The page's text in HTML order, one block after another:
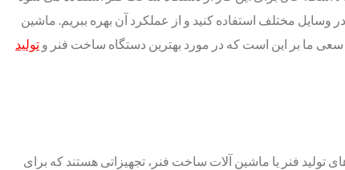
وسایل مختلف استفاده کنید و از عملکرد آن بهره ببریم. ماشین
سعی ما بر این است که در مورد بهترین دستگاه ساخت فنر و تولید
تولید فنر یا ماشین آلات ساخت فنر، تجهیزاتی هستند که برای